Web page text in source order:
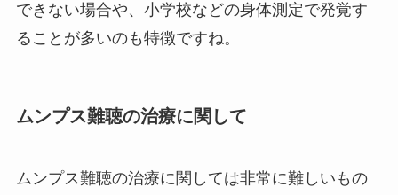
できない場合や、小学校などの身体測定で発覚す
ることが多いのも特徴ですね。
ムンプス難聴の治療に関して
ムンプス難聴の治療に関しては非常に難しいもの